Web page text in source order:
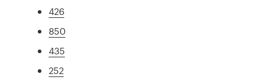
426
850
435
252